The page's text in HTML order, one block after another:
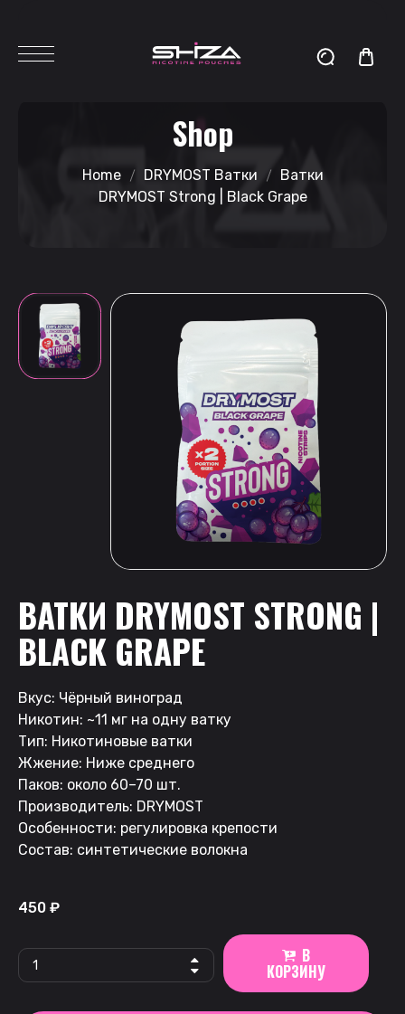
Shop
Home DRYMOST Ватки
Ватки
DRYMOST Strong | Black Grape
ВАТКИ DRYMOST STRONG |
BLACK GRAPE
Вкус: Чёрный виноград
Никотин: ~11 мг на одну ватку
Тип: Никотиновые ватки
Жжение: Ниже среднего
Паков: около 60–70 шт.
Производитель: DRYMOST
Особенности: регулировка крепости
Состав: синтетические волокна
450 ₽
В
КОРЗИНУ